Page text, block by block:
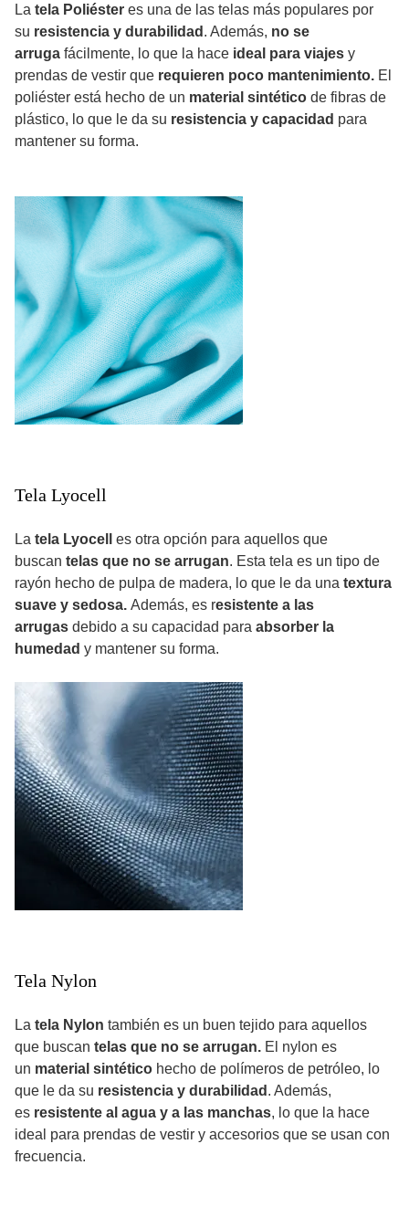
La tela Poliéster es una de las telas más populares por
su resistencia y durabilidad . Además, no se
arruga fácilmente, lo que la hace ideal para viajes y
prendas de vestir que requieren poco mantenimiento. El
poliéster está hecho de un material sintético de fibras de
plástico, lo que le da su resistencia y capacidad para
mantener su forma.
Tela Lyocell
La tela Lyocell
es otra opción para aquellos que
buscan telas que no se arrugan. Esta tela es un tipo de
rayón hecho de pulpa de madera, lo que le da una textura
suave y sedosa. Además, es resistente a las
arrugas debido a su capacidad para absorber la
humedad y mantener su forma.
Tela Nylon
La tela Nylon también es un buen tejido para aquellos
que buscan telas que no se arrugan. El nylon es
un material sintético hecho de polímeros de petróleo, lo
que le da su resistencia y durabilidad . Además,
es resistente al agua y a las manchas, lo que la hace
ideal para prendas de vestir y accesorios que se usan con
frecuencia.